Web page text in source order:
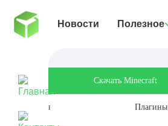
Новости Полезное
Скачать Minecraft
Моды Плагины